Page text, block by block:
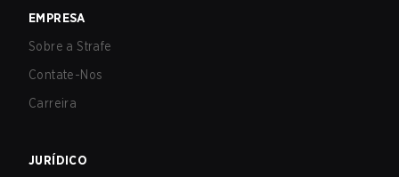
EMPRESA
Sobre a Strafe
Contate-Nos
Carreira
JURÍDICO